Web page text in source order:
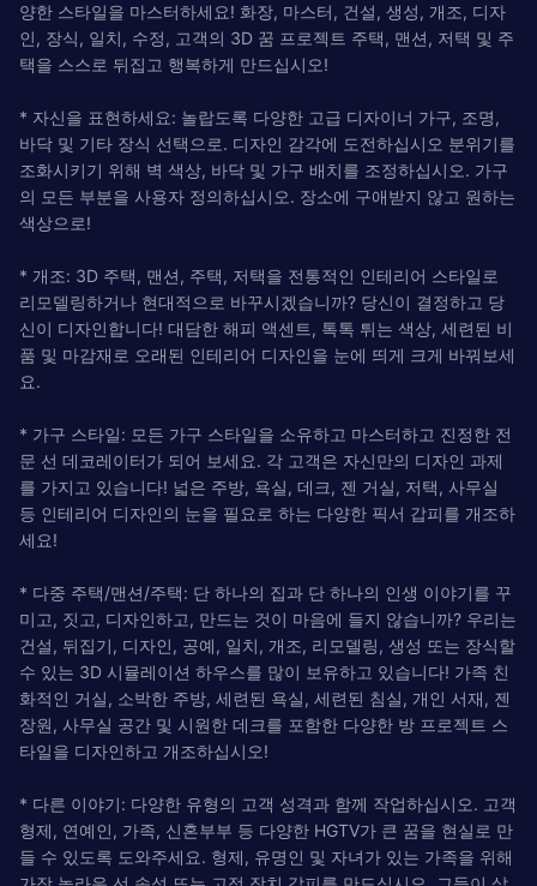
양한 스타일을 마스터하세요! 화장, 마스터, 건설, 생성, 개조, 디자
인, 장식, 일치, 수정, 고객의 3D 꿈 프로젝트 주택, 맨션, 저택 및 주
택을 스스로 뒤집고 행복하게 만드십시오!
* 자신을 표현하세요: 놀랍도록 다양한 고급 디자이너 가구, 조명,
바닥 및 기타 장식 선택으로. 디자인 감각에 도전하십시오 분위기를
조화시키기 위해 벽 색상, 바닥 및 가구 배치를 조정하십시오. 가구
의 모든 부분을 사용자 정의하십시오. 장소에 구애받지 않고 원하는
색상으로!
* 개조: 3D 주택, 맨션, 주택, 저택을 전통적인 인테리어 스타일로
리모델링하거나 현대적으로 바꾸시겠습니까? 당신이 결정하고 당
신이 디자인합니다! 대담한 해피 액센트, 톡톡 튀는 색상, 세련된 비
품 및 마감재로 오래된 인테리어 디자인을 눈에 띄게 크게 바꿔보세
요.
* 가구 스타일: 모든 가구 스타일을 소유하고 마스터하고 진정한 전
문 선 데코레이터가 되어 보세요. 각 고객은 자신만의 디자인 과제
를 가지고 있습니다! 넓은 주방, 욕실, 데크, 젠 거실, 저택, 사무실
등 인테리어 디자인의 눈을 필요로 하는 다양한 픽서 갑피를 개조하
세요!
* 다중 주택/맨션/주택: 단 하나의 집과 단 하나의 인생 이야기를 꾸
미고, 짓고, 디자인하고, 만드는 것이 마음에 들지 않습니까? 우리는
건설, 뒤집기, 디자인, 공예, 일치, 개조, 리모델링, 생성 또는 장식할
수 있는 3D 시뮬레이션 하우스를 많이 보유하고 있습니다! 가족 친
화적인 거실, 소박한 주방, 세련된 욕실, 세련된 침실, 개인 서재, 젠
장원, 사무실 공간 및 시원한 데크를 포함한 다양한 방 프로젝트 스
타일을 디자인하고 개조하십시오!
* 다른 이야기: 다양한 유형의 고객 성격과 함께 작업하십시오. 고객
형제, 연예인, 가족, 신혼부부 등 다양한 HGTV가 큰 꿈을 현실로 만
들 수 있도록 도와주세요. 형제, 유명인 및 자녀가 있는 가족을 위해